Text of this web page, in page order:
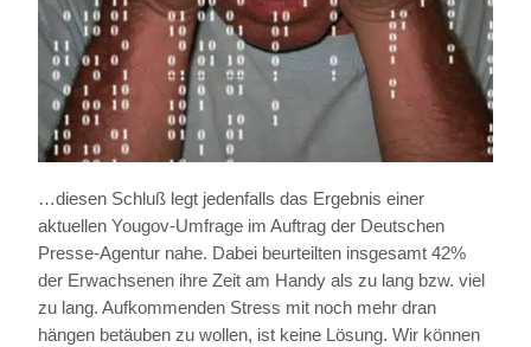
…diesen Schluß legt jedenfalls das Ergebnis einer
aktuellen Yougov-Umfrage im Auftrag der Deutschen
Presse-Agentur nahe. Dabei beurteilten insgesamt 42%
der Erwachsenen ihre Zeit am Handy als zu lang bzw. viel
zu lang. Aufkommenden Stress mit noch mehr dran
hängen betäuben zu wollen, ist keine Lösung. Wir können